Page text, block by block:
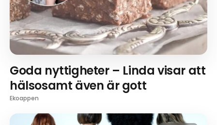
Goda nyttigheter – Linda visar att
hälsosamt även är gott
Ekoappen